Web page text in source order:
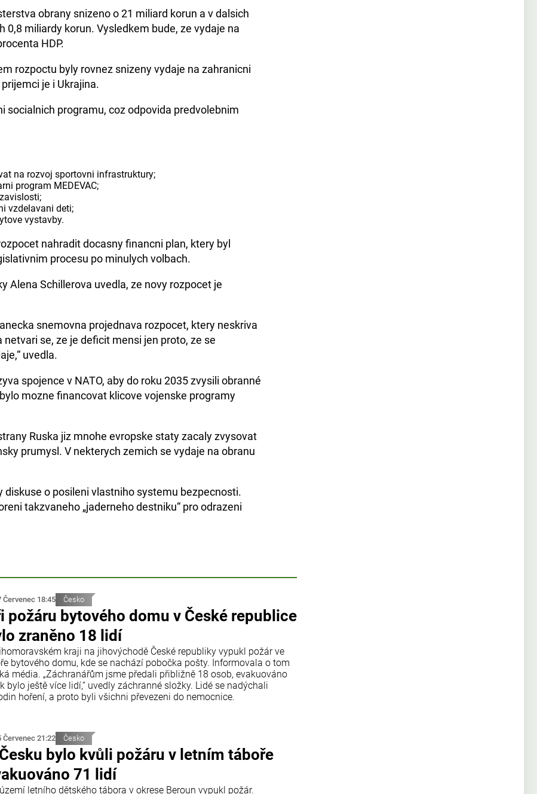
obrany snizeno o 21 miliard korun a v dalsich
0,8 miliardy korun. Vysledkem bude, ze vydaje na
HDP.
rozpoctu byly rovnez snizeny vydaje na zahranicni
je i Ukrajina.
socialnich programu, coz odpovida predvolebnim
na rozvoj sportovni infrastruktury;
program MEDEVAC;
vzdelavani deti;
vystavby.
nahradit docasny financni plan, ktery byl
procesu po minulych volbach.
Alena Schillerova uvedla, ze novy rozpocet je
snemovna projednava rozpocet, ktery neskriva
se, ze je deficit mensi jen proto, ze se
uvedla.
spojence v NATO, aby do roku 2035 zvysili obranné
mozne financovat klicove vojenske programy
Ruska jiz mnohe evropske staty zacaly zvysovat
prumysl. V nekterych zemich se vydaje na obranu
diskuse o posileni vlastniho systemu bezpecnosti.
takzvaneho „jaderneho destniku“ pro odrazeni
Červenec 18:45 Česko
požáru bytového domu v České republice
zraněno 18 lidí
kraji na jihovýchodě České republiky vypukl požár ve
bytového domu, kde se nachází pobočka pošty. Informovala o tom
média. „Záchranářům jsme předali přibližně 18 osob, evakuováno
bylo ještě více lidí,“ uvedly záchranné složky. Lidé se nadýchali
hoření, a proto byli všichni převezeni do nemocnice.
Červenec 21:22 Česko
bylo kvůli požáru v letním táboře
71 lidí
letního dětského tábora v okrese Beroun vypukl požár.